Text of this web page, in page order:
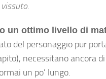
un ottimo livello di
del personaggio pur
necessitano ancora
un po’ lungo.